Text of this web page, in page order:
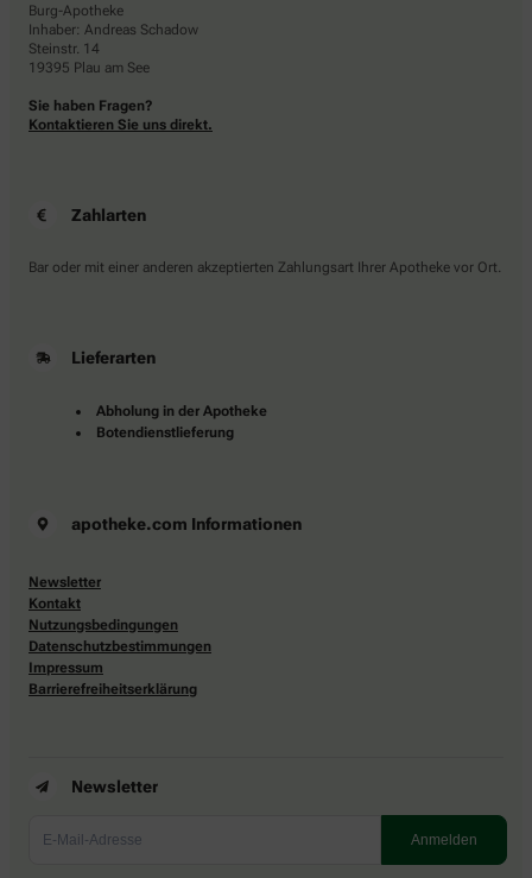
Burg-Apotheke
Inhaber: Andreas Schadow
Steinstr. 14
19395 Plau am See
Sie haben Fragen?
Kontaktieren Sie uns direkt.
Zahlarten
Bar oder mit einer anderen akzeptierten Zahlungsart Ihrer Apotheke vor Ort.
Lieferarten
Abholung in der Apotheke
Botendienstlieferung
apotheke.com Informationen
Newsletter
Kontakt
Nutzungsbedingungen
Datenschutzbestimmungen
Impressum
Barrierefreiheitserklärung
Newsletter